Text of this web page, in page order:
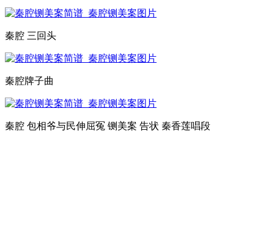
秦腔 三回头
秦腔牌子曲
秦腔 包相爷与民伸屈冤 铡美案 告状 秦香莲唱段